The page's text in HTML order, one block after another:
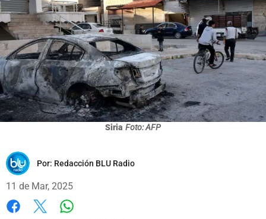
Siria Foto: AFP
Por: Redacción BLU Radio
11 de Mar, 2025